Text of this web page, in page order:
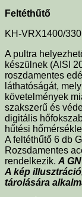
Feltéthűtő
KH-VRX1400/
A pultra
készülnek (AISI
roszdamentes
láthatóságát,
követelmények
szakszerű és
digitális
hűtési
A feltéthűtő 6 db
Rozsdamentes
rendelkezik. A
A kép
tárolására